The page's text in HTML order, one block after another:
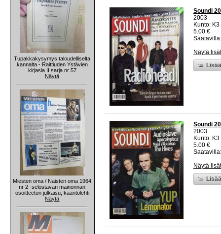
Tupakkakysymys taloudelliselta
kannalta - Raittiuden Ystävien
kirjasia II sarja nr 57
Näytä
Miesten oma / Naisten oma 1964
nr 2 -selostavan mainonnan
osoitteeton julkaisu, kääntölehti
Näytä
Soundi
2003
Kunto:
5.00 €
Näytä
Soundi
2003
Kunto:
5.00 €
Näytä